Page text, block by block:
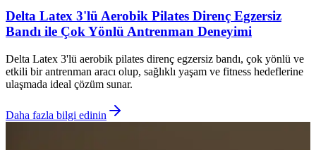
Delta Latex 3'lü Aerobik Pilates Direnç Egzersiz
Bandı ile Çok Yönlü Antrenman Deneyimi
Delta Latex 3'lü aerobik pilates direnç egzersiz bandı, çok yönlü ve
etkili bir antrenman aracı olup, sağlıklı yaşam ve fitness hedeflerine
ulaşmada ideal çözüm sunar.
Daha fazla bilgi edinin